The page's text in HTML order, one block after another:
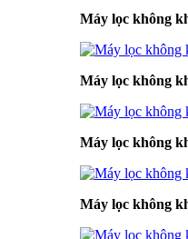
Máy lọc không
Máy lọc không
Máy lọc không
Máy lọc không